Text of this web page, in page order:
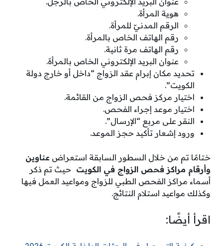
هوية المرأة.
الرقم المدنيّ للمرأة.
رقم الهاتف الخاص بالمرأة.
رقم الهاتف مرة ثانية.
عنوان البريد الإلكتروني الخاص بالمرأة.
تحديد مكان إبرام عقد الزواج “داخل أو خارج دولة
الكويت”.
اختيار مركز فحص الزواج من القائمة.
اختيار موعد إجراء الفحص.
النقر على مربع “الإرسال”.
ورود إشعار تأكيد حجز الموعد.
ختامًا تم من خلال السطور السابقة استعراض عناوين
وأرقام مراكز فحص الزواج في الكويت حيث تم ذكر
أسماء مراكز الفحص الطبي للزواج ومواعيد العمل فيها
وكذلك مواعيد استلام النتائج.
اقرأ أيضًا: